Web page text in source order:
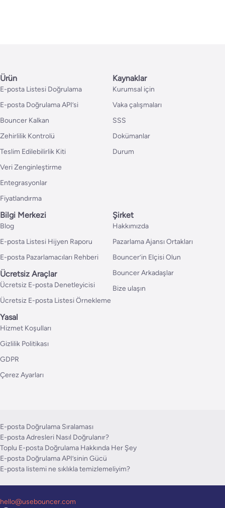
Ürün
E-posta Listesi Doğrulama
E-posta Doğrulama API’si
Bouncer Kalkan
Zehirlilik Kontrolü
Teslim Edilebilirlik Kiti
Veri Zenginleştirme
Entegrasyonlar
Fiyatlandırma
Kaynaklar
Kurumsal için
Vaka çalışmaları
SSS
Dokümanlar
Durum
Bilgi Merkezi
Blog
E-posta Listesi Hijyen Raporu
E-posta Pazarlamacıları Rehberi
Ücretsiz Araçlar
Ücretsiz E-posta Denetleyicisi
Ücretsiz E-posta Listesi Örnekleme
Şirket
Hakkımızda
Pazarlama Ajansı Ortakları
Bouncer’in Elçisi Olun
Bouncer Arkadaşlar
Bize ulaşın
Yasal
Hizmet Koşulları
Gizlilik Politikası
GDPR
Çerez Ayarları
E-posta Doğrulama Sıralaması
E-posta Adresleri Nasıl Doğrulanır?
Toplu E-posta Doğrulama Hakkında Her Şey
E-posta Doğrulama API’sinin Gücü
E-posta listemi ne sıklıkla temizlemeliyim?
hello@usebouncer.com